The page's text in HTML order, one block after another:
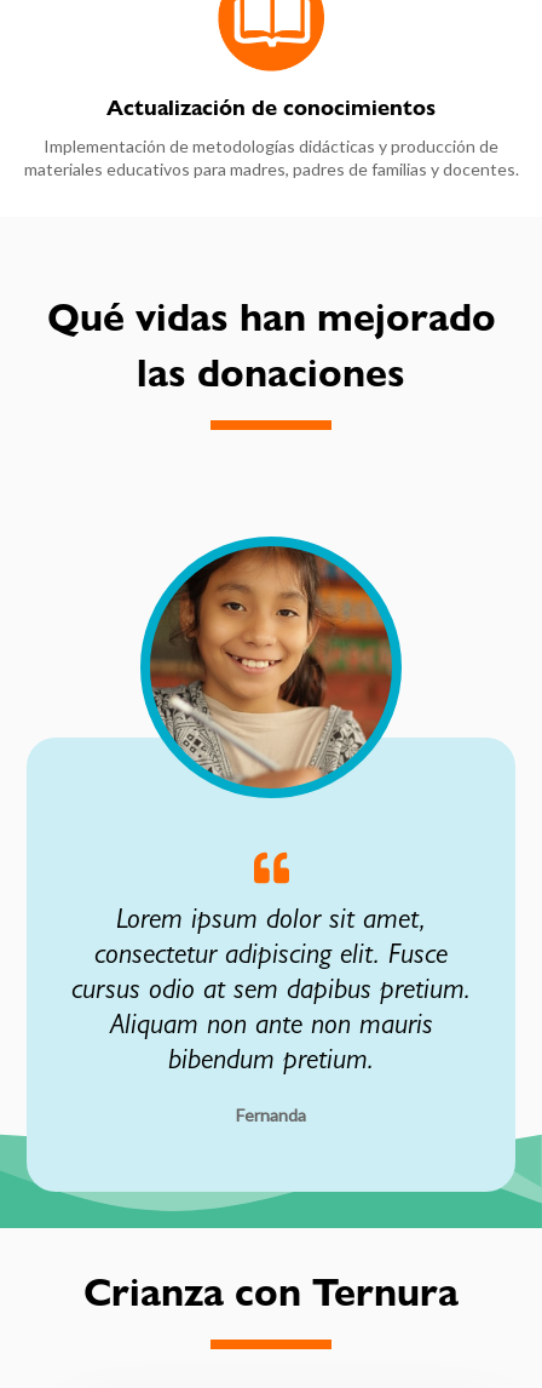
Actualización de conocimientos
Implementación de metodologías didácticas y producción de
materiales educativos para madres, padres de familias y docentes.
Qué vidas han mejorado
las donaciones
Lorem ipsum dolor sit amet,
consectetur adipiscing elit. Fusce
cursus odio at sem dapibus pretium.
Aliquam non ante non mauris
bibendum pretium.
Fernanda
Crianza con Ternura